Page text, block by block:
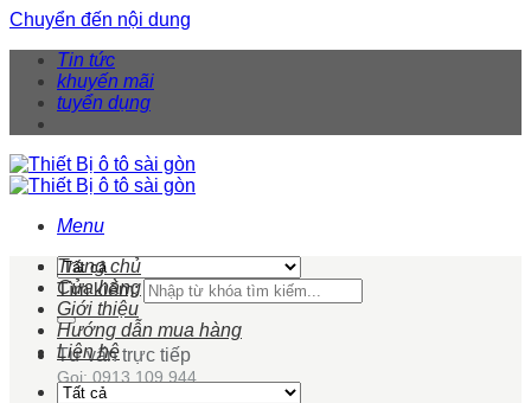
Chuyển đến nội dung
Tin tức
khuyến mãi
tuyển dụng
Menu
Tìm kiếm:
Tư vấn trực tiếp
Gọi: 0913 109 944
Trang chủ
Cửa hàng
Giới thiệu
Hướng dẫn mua hàng
Liên hệ